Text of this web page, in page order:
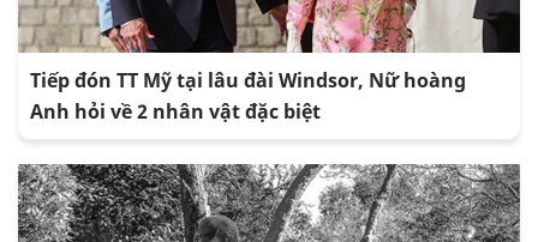
Tiếp đón TT Mỹ tại lâu đài Windsor, Nữ hoàng
Anh hỏi về 2 nhân vật đặc biệt